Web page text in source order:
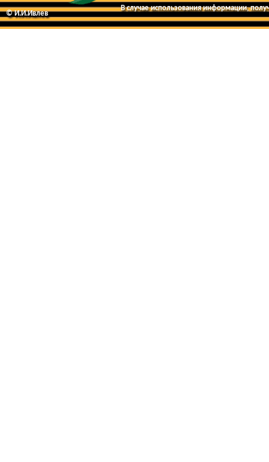
© И.И.Ивлев
В случае использования информации,